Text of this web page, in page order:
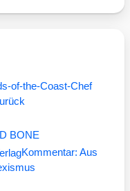
of-the-Coast-Chef
BONE
Kommentar: Aus